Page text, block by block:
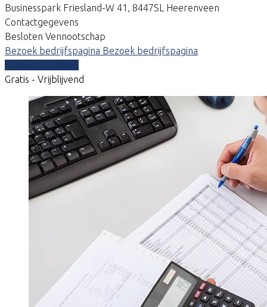
Businesspark Friesland-W 41, 8447SL Heerenveen
Contactgegevens
Besloten Vennootschap
Bezoek bedrijfspagina Bezoek bedrijfspagina
Gratis - Vrijblijvend